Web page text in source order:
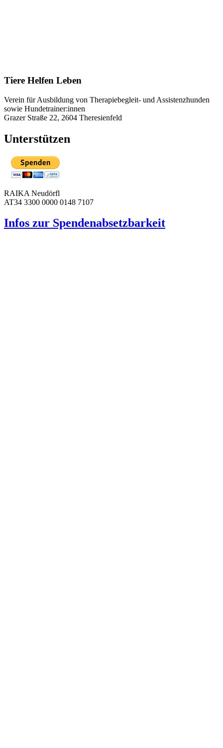
Tiere Helfen Leben
Verein für Ausbildung von Therapiebegleit- und Assistenzhunden
sowie Hundetrainer:innen
Grazer Straße 22, 2604 Theresienfeld
Unterstützen
RAIKA Neudörfl
AT34 3300 0000 0148 7107
Infos zur Spenden­absetzbarkeit